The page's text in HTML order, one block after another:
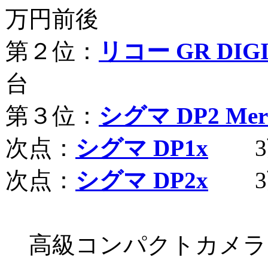
万円前後
第２位：
リコー GR
台
第３位： シグマ DP2
次点： シグマ DP1x 3
次点： シグマ DP2x 3
高級コンパクトカメ